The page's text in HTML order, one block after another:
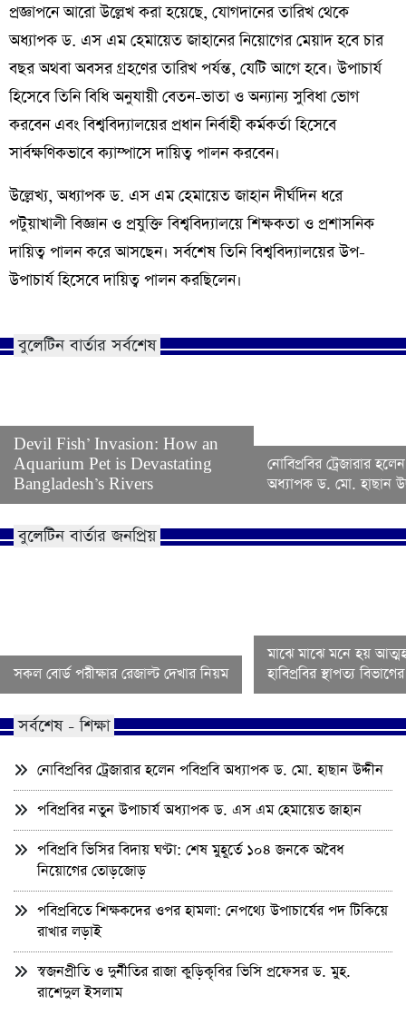
প্রজ্ঞাপনে আরো উল্লেখ করা হয়েছে, যোগদানের তারিখ থেকে
অধ্যাপক ড. এস এম হেমায়েত জাহানের নিয়োগের মেয়াদ হবে চার
বছর অথবা অবসর গ্রহণের তারিখ পর্যন্ত, যেটি আগে হবে। উপাচার্য
হিসেবে তিনি বিধি অনুযায়ী বেতন-ভাতা ও অন্যান্য সুবিধা ভোগ
করবেন এবং বিশ্ববিদ্যালয়ের প্রধান নির্বাহী কর্মকর্তা হিসেবে
সার্বক্ষণিকভাবে ক্যাম্পাসে দায়িত্ব পালন করবেন।
উল্লেখ্য, অধ্যাপক ড. এস এম হেমায়েত জাহান দীর্ঘদিন ধরে
পটুয়াখালী বিজ্ঞান ও প্রযুক্তি বিশ্ববিদ্যালয়ে শিক্ষকতা ও প্রশাসনিক
দায়িত্ব পালন করে আসছেন। সর্বশেষ তিনি বিশ্ববিদ্যালয়ের উপ-
উপাচার্য হিসেবে দায়িত্ব পালন করছিলেন।
বুলেটিন বার্তার সর্বশেষ
Devil Fish’ Invasion: How an
Aquarium Pet is Devastating
Bangladesh’s Rivers
নোবিপ্রবির ট্রেজারার
অধ্যাপক ড. মো. হাছান
বুলেটিন বার্তার জনপ্রিয়
সকল বোর্ড পরীক্ষার রেজাল্ট দেখার নিয়ম
মাঝে মাঝে মনে হয়
হাবিপ্রবির স্থাপত্য
সর্বশেষ - শিক্ষা
নোবিপ্রবির ট্রেজারার হলেন পবিপ্রবি অধ্যাপক ড. মো. হাছান উদ্দীন
পবিপ্রবির নতুন উপাচার্য অধ্যাপক ড. এস এম হেমায়েত জাহান
পবিপ্রবি ভিসির বিদায় ঘণ্টা: শেষ মুহূর্তে ১০৪ জনকে অবৈধ
নিয়োগের তোড়জোড়
পবিপ্রবিতে শিক্ষকদের ওপর হামলা: নেপথ্যে উপাচার্যের পদ টিকিয়ে
রাখার লড়াই
স্বজনপ্রীতি ও দুর্নীতির রাজা কুড়িকৃবির ভিসি প্রফেসর ড. মুহ.
রাশেদুল ইসলাম